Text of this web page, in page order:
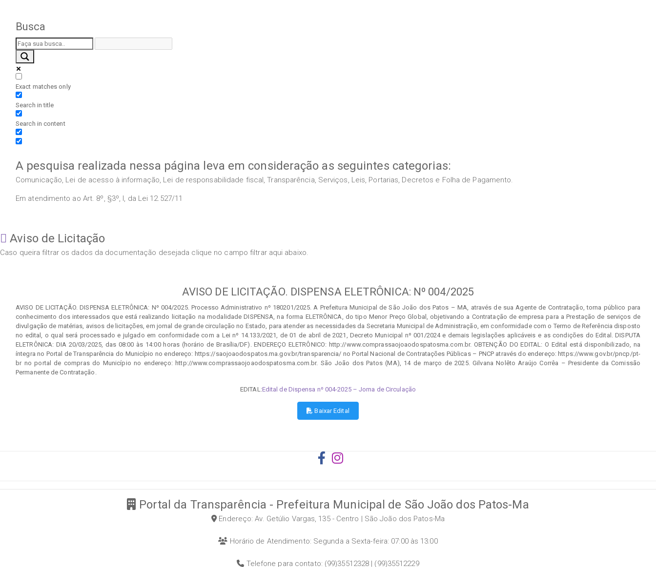
Busca
Exact matches only
Search in title
Search in content
A pesquisa realizada nessa página leva em consideração as seguintes categorias:
Comunicação, Lei de acesso à informação, Lei de responsabilidade fiscal, Transparência, Serviços, Leis, Portarias, Decretos e Folha de Pagamento.
Em atendimento ao Art. 8º, §3º, I, da Lei 12.527/11
Aviso de Licitação
Caso queira filtrar os dados da documentação desejada clique no campo filtrar aqui abaixo.
AVISO DE LICITAÇÃO. DISPENSA ELETRÔNICA: Nº 004/2025
AVISO DE LICITAÇÃO. DISPENSA ELETRÔNICA: Nº 004/2025. Processo Administrativo nº 180201/2025. A Prefeitura Municipal de São João dos Patos – MA, através de sua Agente de Contratação, torna público para
conhecimento dos interessados que está realizando licitação na modalidade DISPENSA, na forma ELETRÔNICA, do tipo Menor Preço Global, objetivando a Contratação de empresa para a Prestação de serviços de
divulgação de matérias, avisos de licitações, em jornal de grande circulação no Estado, para atender as necessidades da Secretaria Municipal de Administração, em conformidade com o Termo de Referência disposto
no edital, o qual será processado e julgado em conformidade com a Lei nº 14.133/2021, de 01 de abril de 2021, Decreto Municipal nº 001/2024 e demais legislações aplicáveis e as condições do Edital. DISPUTA
ELETRÔNICA: DIA 20/03/2025, das 08:00 às 14:00 horas (horário de Brasília/DF). ENDEREÇO ELETRÔNICO: http://www.comprassaojoaodospatosma.com.br. OBTENÇÃO DO EDITAL: O Edital está disponibilizado, na
íntegra no Portal de Transparência do Município no endereço: https://saojoaodospatos.ma.gov.br/transparencia/ no Portal Nacional de Contratações Públicas – PNCP através do endereço: https://www.gov.br/pncp/pt-
br no portal de compras do Município no endereço: http://www.comprassaojoaodospatosma.com.br. São João dos Patos (MA), 14 de março de 2025. Gilvana Nolêto Araújo Corrêa – Presidente da Comissão
Permanente de Contratação.
EDITAL:Edital de Dispensa nº 004-2025 – Jorna de Circulação
Baixar Edital
Portal da Transparência - Prefeitura Municipal de São João dos Patos-Ma
Endereço: Av. Getúlio Vargas, 135 - Centro | São João dos Patos-Ma
Horário de Atendimento: Segunda a Sexta-feira: 07:00 às 13:00
Telefone para contato: (99)35512328 | (99)35512229